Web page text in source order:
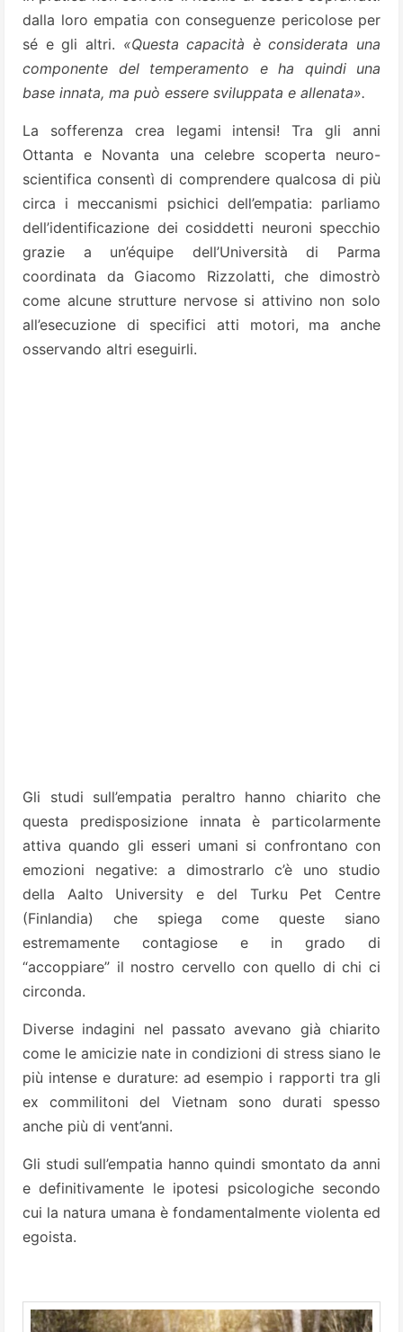
dalla loro empatia con conseguenze pericolose per
sé e gli altri. «Questa capacità è considerata una
componente del temperamento e ha quindi una
base innata, ma può essere sviluppata e allenata».
La sofferenza crea legami intensi! Tra gli anni
Ottanta e Novanta una celebre scoperta neuro-
scientifica consentì di comprendere qualcosa di più
circa i meccanismi psichici dell’empatia: parliamo
dell’identificazione dei cosiddetti neuroni specchio
grazie a un’équipe dell’Università di Parma
coordinata da Giacomo Rizzolatti, che dimostrò
come alcune strutture nervose si attivino non solo
all’esecuzione di specifici atti motori, ma anche
osservando altri eseguirli.
Gli studi sull’empatia peraltro hanno chiarito che
questa predisposizione innata è particolarmente
attiva quando gli esseri umani si confrontano con
emozioni negative: a dimostrarlo c’è uno studio
della Aalto University e del Turku Pet Centre
(Finlandia) che spiega come queste siano
estremamente contagiose e in grado di
“accoppiare” il nostro cervello con quello di chi ci
circonda.
Diverse indagini nel passato avevano già chiarito
come le amicizie nate in condizioni di stress siano le
più intense e durature: ad esempio i rapporti tra gli
ex commilitoni del Vietnam sono durati spesso
anche più di vent’anni.
Gli studi sull’empatia hanno quindi smontato da anni
e definitivamente le ipotesi psicologiche secondo
cui la natura umana è fondamentalmente violenta ed
egoista.